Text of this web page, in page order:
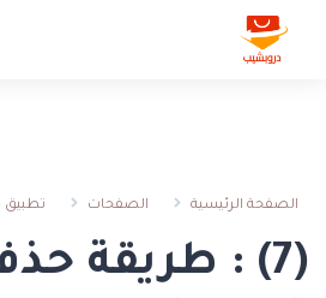
الصفحة الرئيسية الصفحات تطبيق
(7) : طريقة